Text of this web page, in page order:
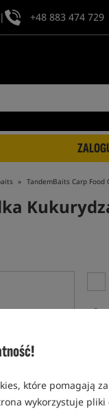
które pomagają
wykorzystuje
| +48 883 474 729
TandemBaits Carp Food